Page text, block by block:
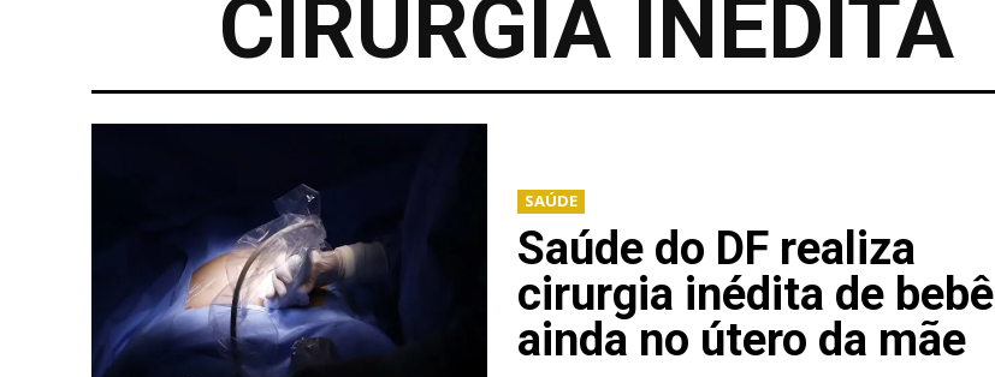
CIRURGIA INÉDITA
SAÚDE
Saúde do DF realiza
cirurgia inédita de bebê
ainda no útero da mãe